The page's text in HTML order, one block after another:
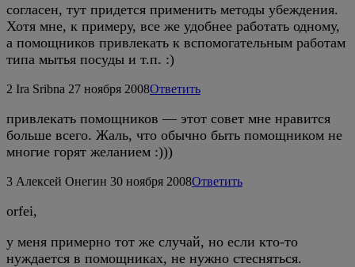
согласен, тут придется применить методы убеждения.
Хотя мне, к примеру, все же удобнее работать одному,
а помощников привлекать к вспомогательным работам
типа мытья посуды и т.п. :)
2 Ira Sribna 27 ноября 2008Ответить
привлекать помощников — этот совет мне нравится
больше всего. Жаль, что обычно быть помощником не
многие горят желанием :)))
3 Алексей Онегин 30 ноября 2008Ответить
orfei,
у меня примерно тот же случай, но если кто-то
нуждается в помощниках, не нужно стесняться.